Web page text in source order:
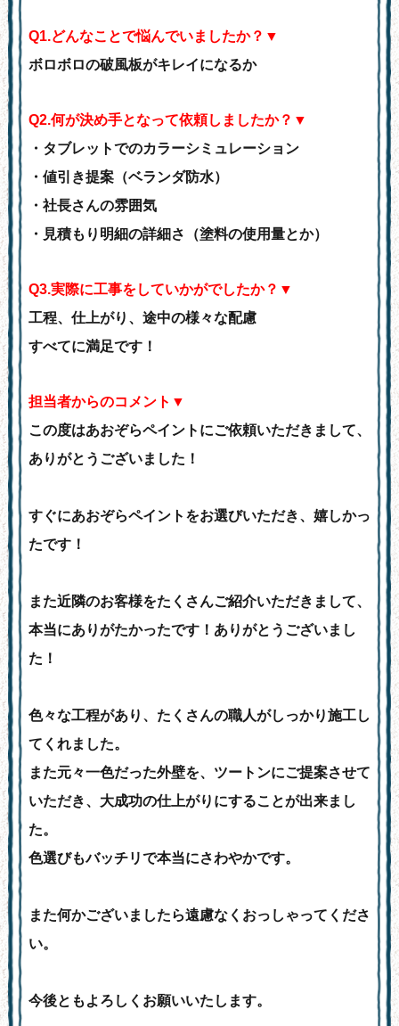
お知らせ・ブログ
Q1.どんなことで悩んでいましたか？▼
ボロボロの破風板がキレイになるか
Q2.何が決め手となって依頼しましたか？▼
・タブレットでのカラーシミュレーション
・値引き提案（ベランダ防水）
・社長さんの雰囲気
・見積もり明細の詳細さ（塗料の使用量とか）
Q3.実際に工事をしていかがでしたか？▼
工程、仕上がり、途中の様々な配慮
すべてに満足です！
担当者からのコメント▼
この度はあおぞらペイントにご依頼いただきまして、
ありがとうございました！
すぐにあおぞらペイントをお選びいただき、嬉しかっ
たです！
また近隣のお客様をたくさんご紹介いただきまして、
本当にありがたかったです！ありがとうございまし
た！
色々な工程があり、たくさんの職人がしっかり施工し
てくれました。
また元々一色だった外壁を、ツートンにご提案させて
いただき、大成功の仕上がりにすることが出来まし
た。
色選びもバッチリで本当にさわやかです。
また何かございましたら遠慮なくおっしゃってくださ
い。
今後ともよろしくお願いいたします。